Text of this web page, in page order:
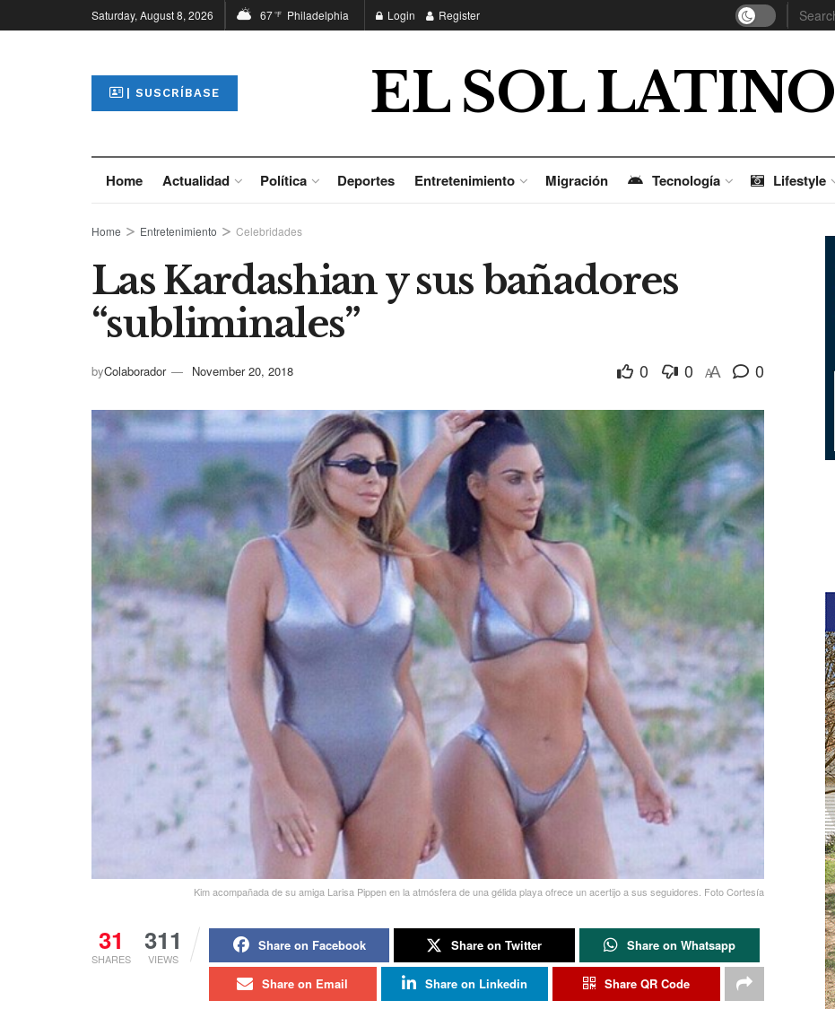
Saturday, August 8, 2026 67°F Philadelphia Login Register
| SUSCRÍBASE EL SOL LATINO
Home Actualidad Política Deportes Entretenimiento Migración Tecnología Lifestyle
Home Entretenimiento Celebridades
Las Kardashian y sus bañadores
“subliminales”
byColaborador November 20, 2018 0 0 AA 0
Kim acompañada de su amiga Larisa Pippen en la atmósfera de una gélida playa ofrece un acertijo a sus seguidores. Foto Cortesía
31
SHARES
311
VIEWS
Share on Facebook Share on Twitter Share on Whatsapp
Share on Email Share on Linkedin Share QR Code